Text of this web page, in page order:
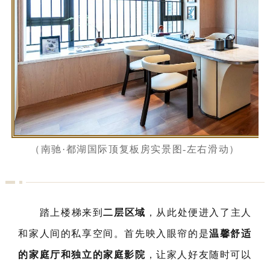
（南驰·都湖国际顶复板房实景图-左右滑动）
踏上楼梯来到二层区域 ，从此处便进入了主人
和家人间的私享空间。首先映入眼帘的是温馨舒适
的家庭厅和独立的家庭影院 ，让家人好友随时可以